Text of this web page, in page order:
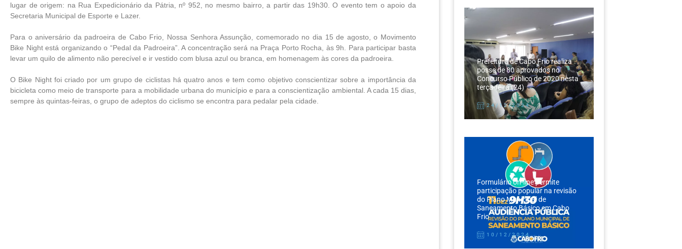
lugar de origem: na Rua Expedicionário da Pátria, nº 952, no mesmo bairro, a partir das 19h30. O evento tem o apoio da
Secretaria Municipal de Esporte e Lazer.
Para o aniversário da padroeira de Cabo Frio, Nossa Senhora Assunção, comemorado no dia 15 de agosto, o Movimento
Bike Night está organizando o “Pedal da Padroeira”. A concentração será na Praça Porto Rocha, às 9h. Para participar basta
levar um quilo de alimento não perecível e ir vestido com blusa azul ou branca, em homenagem às cores da padroeira.
O Bike Night foi criado por um grupo de ciclistas há quatro anos e tem como objetivo conscientizar sobre a importância da
bicicleta como meio de transporte para a mobilidade urbana do município e para a conscientização ambiental. A cada 15 dias,
sempre às quintas-feiras, o grupo de adeptos do ciclismo se encontra para pedalar pela cidade.
Prefeitura de Cabo Frio realiza
posse de 80 aprovados no
Concurso Público de 2020 nesta
terça-feira (24)
24/12/2024
Formulário on-line permite
participação popular na revisão
do Plano Municipal de
Saneamento Básico em Cabo
Frio
10/12/2024